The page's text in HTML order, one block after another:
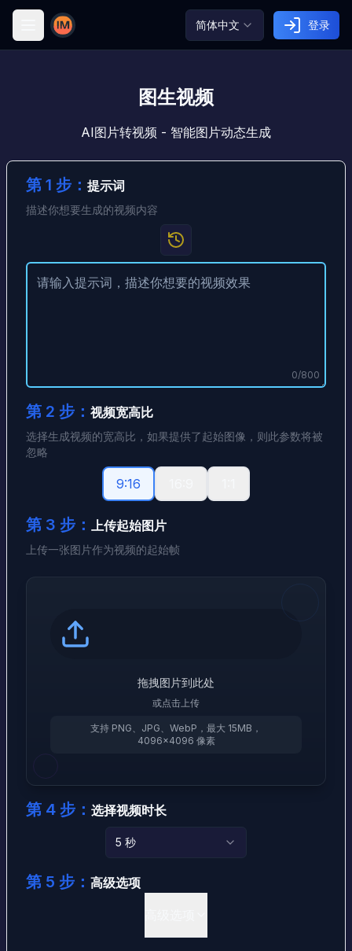
Image AI
简体中文 登录
图生视频
AI图片转视频 - 智能图片动态生成
第 1 步： 提示词
描述你想要生成的视频内容
0/800
第 2 步： 视频宽高比
选择生成视频的宽高比，如果提供了起始图像，则此参数将被
忽略
9:16
第 3 步： 上传起始图片
上传一张图片作为视频的起始帧
拖拽图片到此处
或点击上传
支持 PNG、JPG、WebP，最大 15MB，
4096×4096 像素
第 4 步： 选择视频时长
5 秒
第 5 步： 高级选项